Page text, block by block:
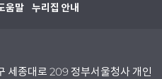
움말 누리집 안내
세종대로 209 정부서울청사 개인